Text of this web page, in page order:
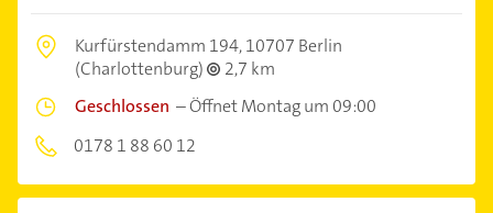
Kurfürstendamm 194,10707 Berlin
(Charlottenburg)
2,7 km
Geschlossen –Öffnet Montag um 09:00
0178 1 88 60 12